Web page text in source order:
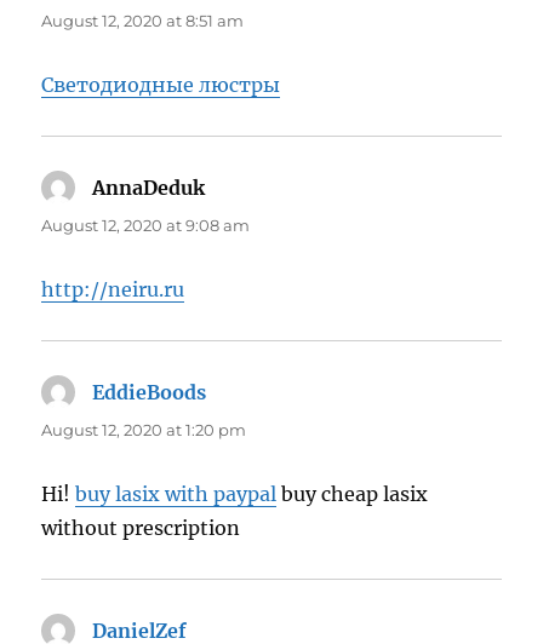
August 12, 2020 at 8:51 am
Светодиодные люстры
AnnaDeduksays:
August 12, 2020 at 9:08 am
http://neiru.ru
EddieBoods
August 12, 2020 at 1:20 pm
Hi!buy lasix with paypal buy cheap lasix
without prescription
DanielZef